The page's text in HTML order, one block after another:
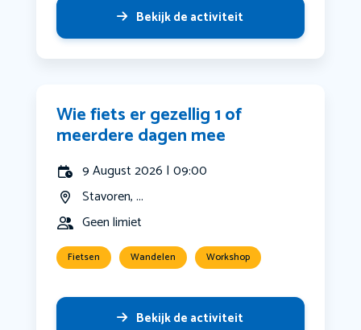
Bekijk de activiteit
Wie fiets er gezellig 1 of
meerdere dagen mee
9 August 2026 | 09:00
Stavoren, ...
Geen limiet
Fietsen Wandelen Workshop
Bekijk de activiteit